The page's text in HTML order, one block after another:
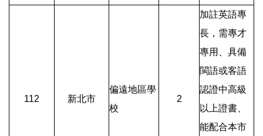
112 新北市
偏遠地區學
校
2
加註英語專
長，需專才
專用、具備
閩語或客語
認證中高級
以上證書、
能配合本市